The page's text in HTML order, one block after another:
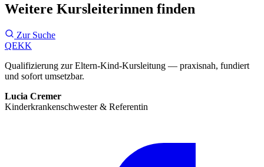
Weitere Kursleiterinnen finden
Zur Suche
QEKK
Qualifizierung zur Eltern-Kind-Kursleitung — praxisnah, fundiert
und sofort umsetzbar.
Lucia Cremer
Kinderkrankenschwester & Referentin